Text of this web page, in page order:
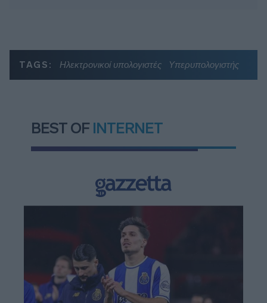
TAGS: Ηλεκτρονικοί υπολογιστές Υπερυπολογιστής
BEST OF INTERNET